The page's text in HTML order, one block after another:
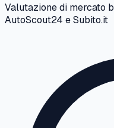
Valutazione di mercato
AutoScout24 e Subito.it